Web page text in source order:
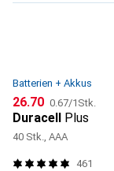
Batterien + Akkus
CHF
26.70 CHF
0.67/1Stk.
Duracell Plus
40 Stk., AAA
461